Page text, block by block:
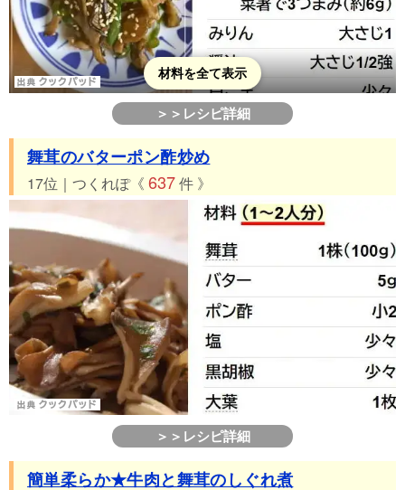
材料を全て表示
＞＞レシピ詳細
舞茸のバターポン酢炒め
17位｜つくれぽ《 637件 》
＞＞レシピ詳細
簡単柔らか★牛肉と舞茸のしぐれ煮